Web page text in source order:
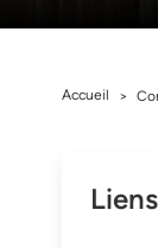
Accueil >